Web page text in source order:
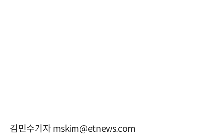
김민수기자 mskim@etnews.com